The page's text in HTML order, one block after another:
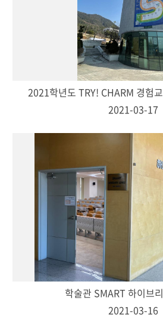
2021학년도 TRY! CHARM 경험
2021-03-17
학술관 SMART 하이브
2021-03-16